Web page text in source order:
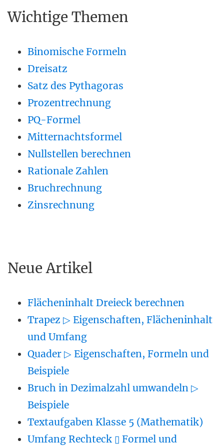
Wichtige Themen
Binomische Formeln
Dreisatz
Satz des Pythagoras
Prozentrechnung
PQ-Formel
Mitternachtsformel
Nullstellen berechnen
Rationale Zahlen
Bruchrechnung
Zinsrechnung
Neue Artikel
Flächeninhalt Dreieck berechnen
Trapez ▷ Eigenschaften, Flächeninhalt
und Umfang
Quader ▷ Eigenschaften, Formeln und
Beispiele
Bruch in Dezimalzahl umwandeln ▷
Beispiele
Textaufgaben Klasse 5 (Mathematik)
Umfang Rechteck ▯ Formel und